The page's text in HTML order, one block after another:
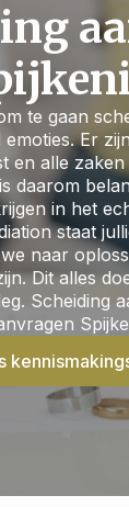
te gaan
Er
en alle zaken
daarom
in het
staat
naar
Dit alles
Scheiding